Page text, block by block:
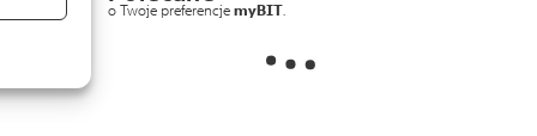
o Twoje preferencjemyBIT.